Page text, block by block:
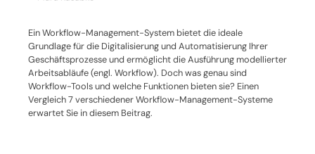
Ein Workflow-Management-System bietet die ideale
Grundlage für die Digitalisierung und Automatisierung Ihrer
Geschäftsprozesse und ermöglicht die Ausführung modellierter
Arbeitsabläufe (engl. Workflow). Doch was genau sind
Workflow-Tools und welche Funktionen bieten sie? Einen
Vergleich 7 verschiedener Workflow-Management-Systeme
erwartet Sie in diesem Beitrag.
Kundenverwaltung mit CRM
Self-Service-Portal
Veranstaltungssoftware
Verbandssoftware
Unternehmen / KMU